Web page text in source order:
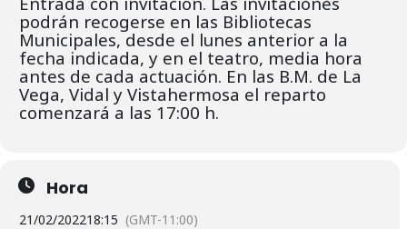
podrán recogerse en las Bibliotecas
Municipales, desde el lunes anterior a la
fecha indicada, y en el teatro, media hora
antes de cada actuación. En las B.M. de La
Vega, Vidal y Vistahermosa el reparto
comenzará a las 17:00 h.
Hora
21/02/202218:15 (GMT-11:00)